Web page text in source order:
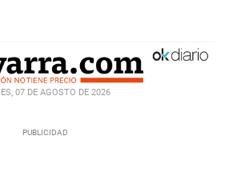
07 DE AGOSTO DE 2026